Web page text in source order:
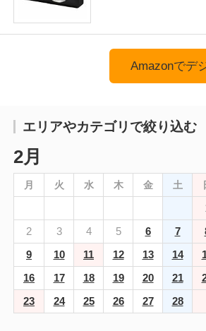
Amazonでデ
エリアやカテゴリで絞り込む
2月
月 火 水 木 金 土
2
3 4 5 6 7
9
10 11 12 13 14
16
17 18 19 20 21
23
24 25 26 27 28